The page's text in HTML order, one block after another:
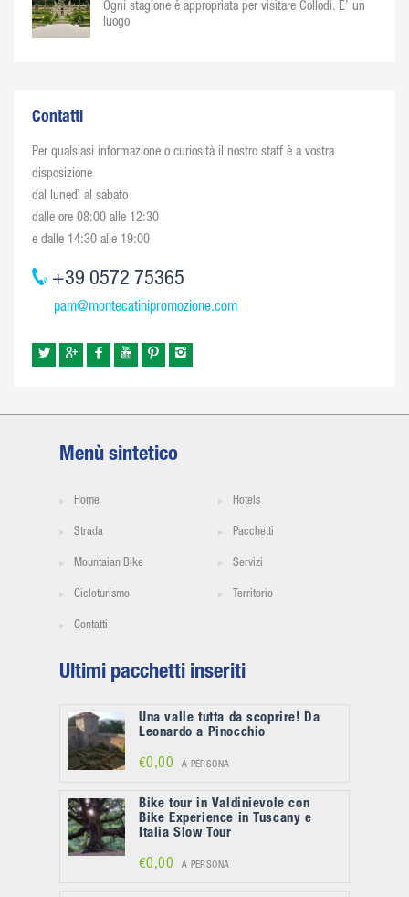
Ogni stagione è appropriata per visitare Collodi. E’ un
luogo
Contatti
Per qualsiasi informazione o curiosità il nostro staff è a vostra
disposizione
dal lunedì al sabato
dalle ore 08:00 alle 12:30
e dalle 14:30 alle 19:00
+39 0572 75365
pam@montecatinipromozione.com
Menù sintetico
Home Hotels
Strada Pacchetti
Mountaian Bike Servizi
Cicloturismo Territorio
Contatti
Ultimi pacchetti inseriti
Una valle tutta da scoprire! Da
Leonardo a Pinocchio
€0,00 A PERSONA
Bike tour in Valdinievole con
Bike Experience in Tuscany e
Italia Slow Tour
€0,00 A PERSONA